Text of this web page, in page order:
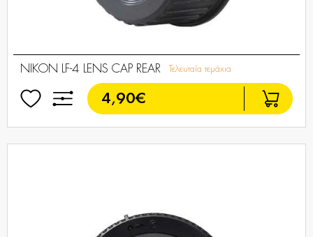
NIKON LF-4 LENS CAP REAR Τελευταία τεμάχια
4,90€